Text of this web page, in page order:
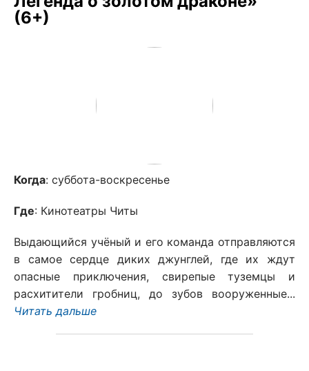
(6+)
Когда: суббота-воскресенье
Где: Кинотеатры Читы
Выдающийся учёный и его команда отправляются
в самое сердце диких джунглей, где их ждут
опасные приключения, свирепые туземцы и
расхитители гробниц, до зубов вооруженные...
Читать дальше